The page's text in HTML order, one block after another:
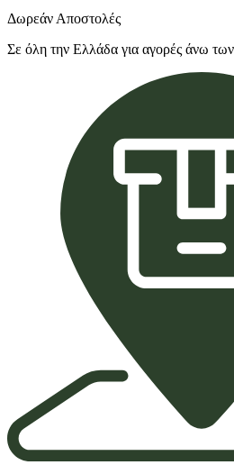
Δωρεάν Αποστολές
Σε όλη την Ελλάδα για αγορές άνω